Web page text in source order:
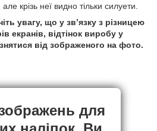
крізь неї видно тільки силуети.
увагу, що у зв’язку з різницею
екранів, відтінок виробу у
від зображеного на фото.
для